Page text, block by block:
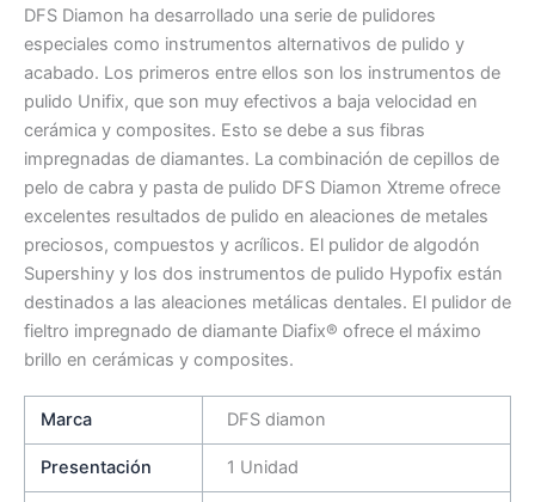
DFS Diamon ha desarrollado una serie de pulidores
especiales como instrumentos alternativos de pulido y
acabado. Los primeros entre ellos son los instrumentos de
pulido Unifix, que son muy efectivos a baja velocidad en
cerámica y composites. Esto se debe a sus fibras
impregnadas de diamantes. La combinación de cepillos de
pelo de cabra y pasta de pulido DFS Diamon Xtreme ofrece
excelentes resultados de pulido en aleaciones de metales
preciosos, compuestos y acrílicos. El pulidor de algodón
Supershiny y los dos instrumentos de pulido Hypofix están
destinados a las aleaciones metálicas dentales. El pulidor de
fieltro impregnado de diamante Diafix® ofrece el máximo
brillo en cerámicas y composites.
Marca DFS diamon
Presentación 1 Unidad